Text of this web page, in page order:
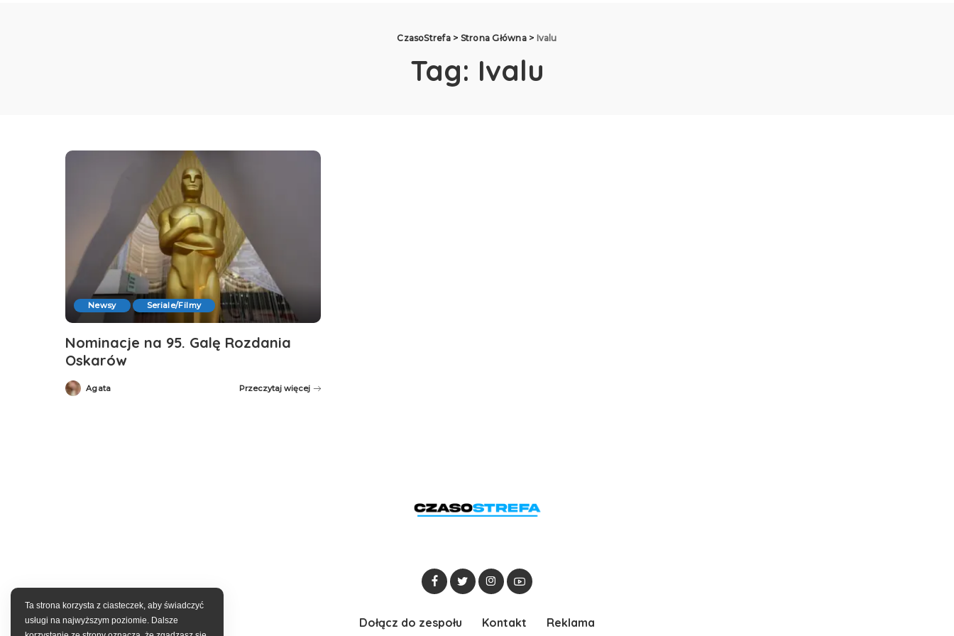
CzasoStrefa> Strona Główna> Ivalu
Tag: Ivalu
Newsy Seriale/Filmy
Nominacje na 95. Galę Rozdania
Oskarów
Posted
by
Agata Przeczytaj więcej
Dołącz do zespołu Kontakt Reklama
Ta strona korzysta z ciasteczek, aby świadczyć
usługi na najwyższym poziomie. Dalsze